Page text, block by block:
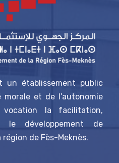
un établissement public
et de l’autonomie
la facilitation,
le développement de
de Fès-Meknès.